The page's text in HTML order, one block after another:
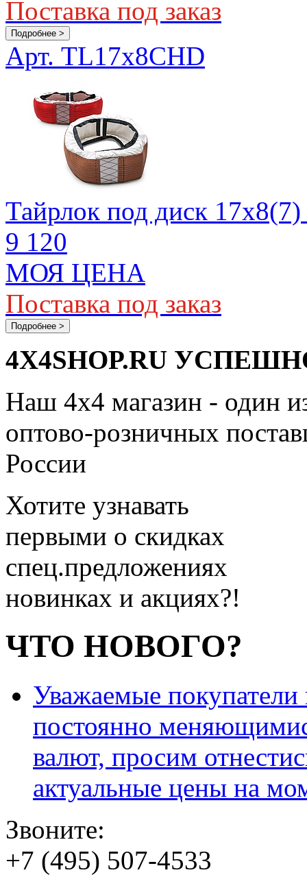
Поставка под заказ
Подробнее >
Арт. TL17x8CHD
Тайрлок под диск
9 120
МОЯ ЦЕНА
Поставка под заказ
Подробнее >
4X4SHOP.RU
Наш 4x4 магазин - один
оптово-розничных
России
Хотите узнавать
первыми о скидках
спец.предложениях
новинках и акциях?!
ЧТО НОВОГО?
Уважаемые
постоянно
валют, просим
актуальные цены на
Звоните:
+7 (495) 507-4533